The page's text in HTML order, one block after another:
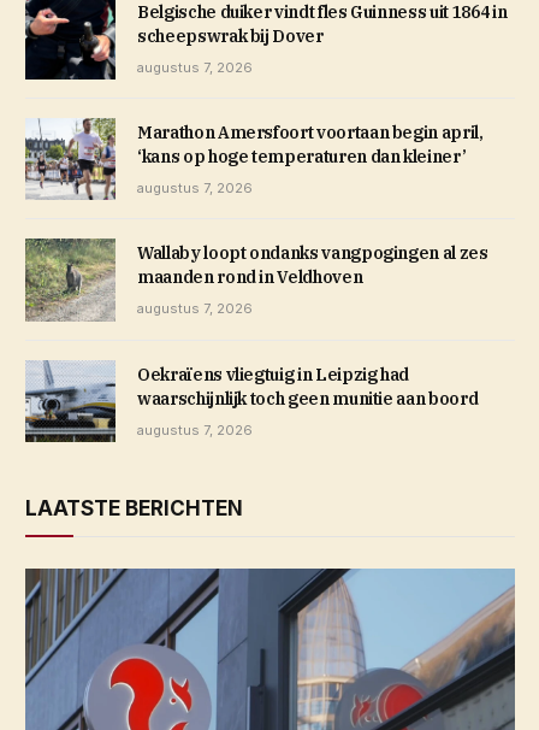
Belgische duiker vindt fles Guinness uit 1864 in
scheepswrak bij Dover
augustus 7, 2026
Marathon Amersfoort voortaan begin april,
‘kans op hoge temperaturen dan kleiner’
augustus 7, 2026
Wallaby loopt ondanks vangpogingen al zes
maanden rond in Veldhoven
augustus 7, 2026
Oekraïens vliegtuig in Leipzig had
waarschijnlijk toch geen munitie aan boord
augustus 7, 2026
LAATSTE BERICHTEN